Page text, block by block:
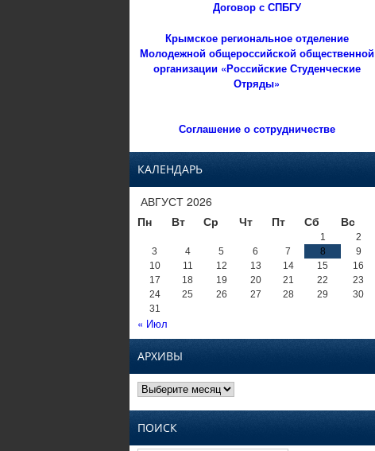
Договор с СПБГУ
Крымское региональное отделение
Молодежной общероссийской общественной
организации «Российские Студенческие
Отряды»
Соглашение о сотрудничестве
КАЛЕНДАРЬ
АВГУСТ 2026
Пн
Вт Ср Чт Пт Сб Вс
1
2
3
4 5 6 7 8
9
10
11 12 13 14 15
16
17
18 19 20 21 22
23
24
25 26 27 28 29
30
31
« Июл
АРХИВЫ
Архивы
ПОИСК